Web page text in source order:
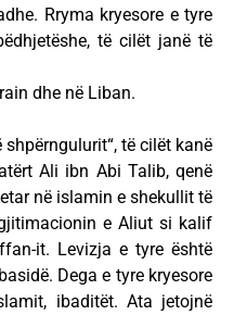
Rryma kryesore e tyre
të cilët janë të
dhe në Liban.
të cilët kanë
Ali ibn Abi Talib, qenë
në islamin e shekullit të
e Aliut si kalif
it. Levizja e tyre është
Dega e tyre kryesore
ibaditët. Ata jetojnë